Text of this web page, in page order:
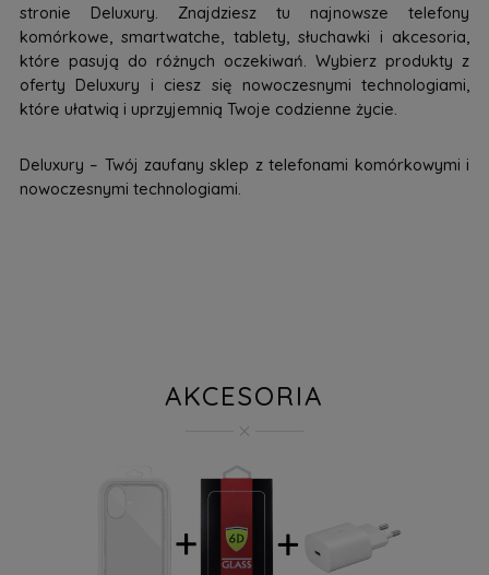
stronie Deluxury. Znajdziesz tu najnowsze telefony
komórkowe, smartwatche, tablety, słuchawki i akcesoria,
które pasują do różnych oczekiwań. Wybierz produkty z
oferty Deluxury i ciesz się nowoczesnymi technologiami,
które ułatwią i uprzyjemnią Twoje codzienne życie.
Deluxury – Twój zaufany sklep z telefonami komórkowymi i
nowoczesnymi technologiami.
AKCESORIA